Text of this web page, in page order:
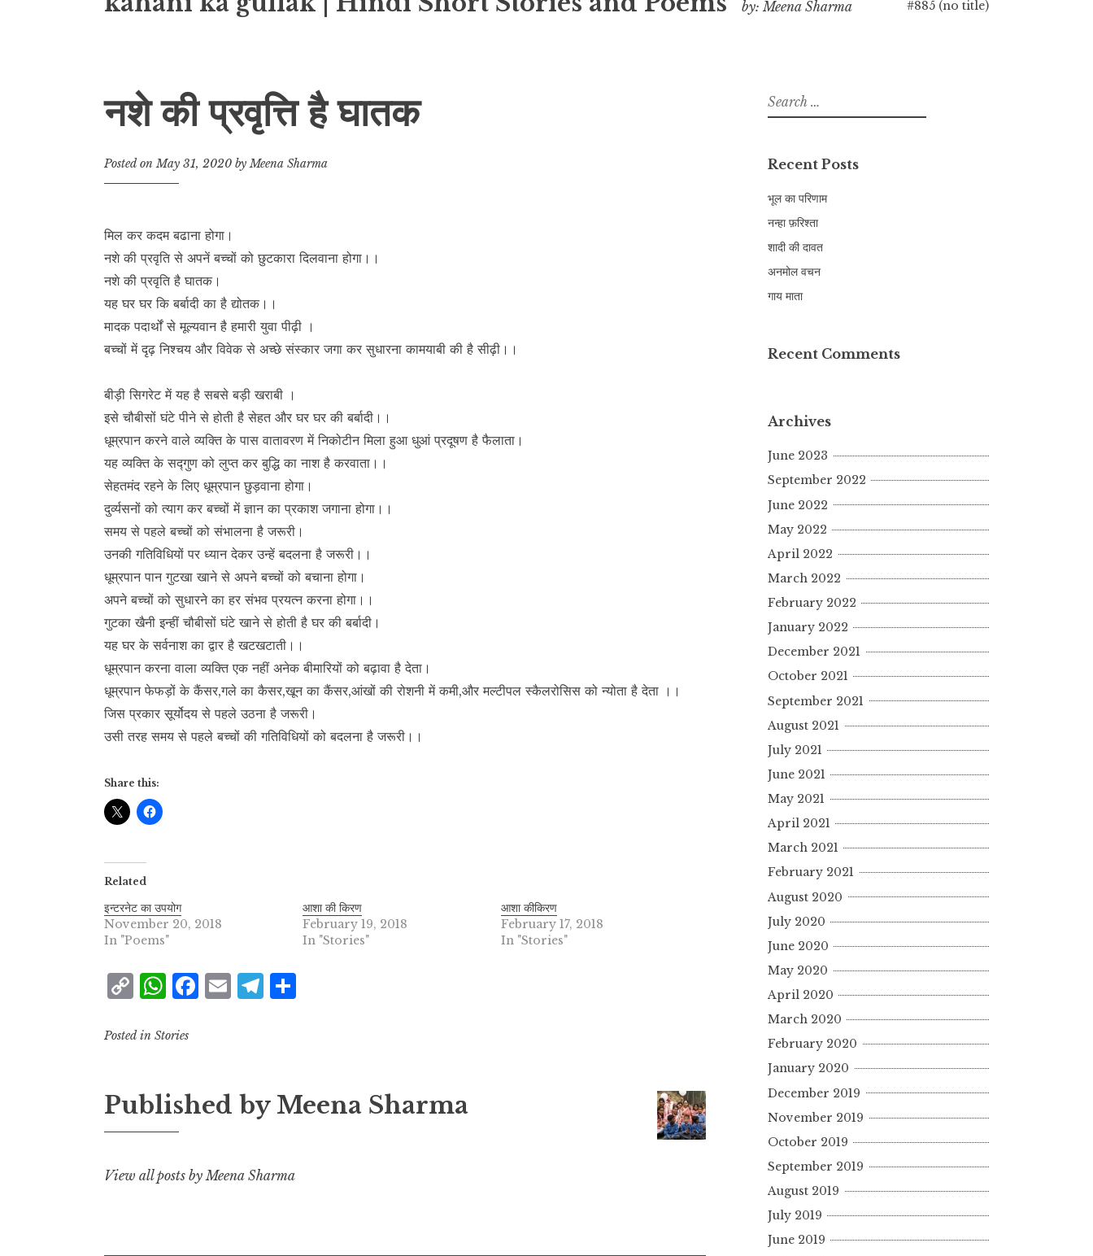
by: Meena Sharma #885 (no title)
नशे की प्रवृत्ति है घातक
Posted onMay 31, 2020 byMeena Sharma
मिल कर कदम बढाना होगा।
नशे की प्रवृति से अपनें बच्चों को छुटकारा दिलवाना होगा।।
नशे की प्रवृति है घातक।
यह घर घर कि बर्बादी का है द्योतक।।
मादक पदार्थों से मूल्यवान है हमारी युवा पीढ़ी ।
बच्चों में दृढ़ निश्चय और विवेक से अच्छे संस्कार जगा कर सुधारना कामयाबी की है सीढ़ी।।
बीड़ी सिगरेट में यह है सबसे बड़ी खराबी ।
इसे चौबीसों घंटे पीने से होती है सेहत और घर घर की बर्बादी।।
धूम्रपान करने वाले व्यक्ति के पास वातावरण में निकोटीन मिला हुआ धुआं प्रदूषण है फैलाता।
यह व्यक्ति के सद्गुण को लुप्त कर बुद्धि का नाश है करवाता।।
सेहतमंद रहने के लिए धूम्रपान छुड़वाना होगा।
दुर्व्यसनों को त्याग कर बच्चों में ज्ञान का प्रकाश जगाना होगा।।
समय से पहले बच्चों को संभालना है जरूरी।
उनकी गतिविधियों पर ध्यान देकर उन्हें बदलना है जरूरी।।
धूम्रपान पान गुटखा खाने से अपने बच्चों को बचाना होगा।
अपने बच्चों को सुधारने का हर संभव प्रयत्न करना होगा।।
गुटका खैनी इन्हीं चौबीसों घंटे खाने से होती है घर की बर्बादी।
यह घर के सर्वनाश का द्वार है खटखटाती।।
धूम्रपान करना वाला व्यक्ति एक नहीं अनेक बीमारियों को बढ़ावा है देता।
धूम्रपान फेफड़ों के कैंसर,गले का कैसर,खून का कैंसर,आंखों की रोशनी में कमी,और मल्टीपल स्कैलरोसिस को न्योता है देता ।।
जिस प्रकार सूर्योदय से पहले उठना है जरूरी।
उसी तरह समय से पहले बच्चों की गतिविधियों को बदलना है जरूरी।।
Share this:
Related
इन्टरनेट का उपयोग
November 20, 2018
In "Poems"
आशा की किरण
February 19, 2018
In "Stories"
आशा कीकिरण
February 17, 2018
In "Stories"
C
p
L
i
n
k
W
at
A
p
p
F
o
k
E
T
a
e
Posted in Stories
Published by Meena Sharma
View all posts by Meena Sharma
Search
for:
Recent Posts
भूल का परिणाम
नन्हा फ़रिश्ता
शादी की दावत
अनमोल वचन
गाय माता
Recent Comments
Archives
June 2023
September 2022
June 2022
May 2022
April 2022
March 2022
February 2022
January 2022
December 2021
October 2021
September 2021
August 2021
July 2021
June 2021
May 2021
April 2021
March 2021
February 2021
August 2020
July 2020
June 2020
May 2020
April 2020
March 2020
February 2020
January 2020
December 2019
November 2019
October 2019
September 2019
August 2019
July 2019
June 2019